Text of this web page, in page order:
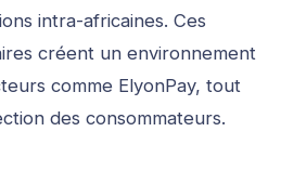
intra-africaines. Ces
créent un environnement
comme ElyonPay, tout
des consommateurs.